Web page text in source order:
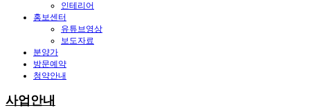
인테리어
홍보센터
유튜브영상
보도자료
분양가
방문예약
청약안내
사업안내